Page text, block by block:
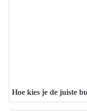
Hoe kies je de juiste